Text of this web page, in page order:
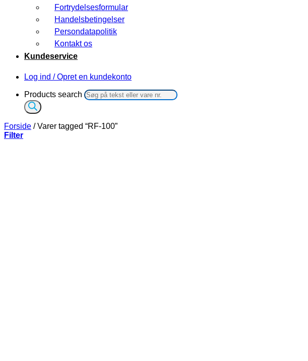
Fortrydelsesformular
Handelsbetingelser
Persondatapolitik
Kontakt os
Kundeservice
Log ind / Opret en kundekonto
Products search
Forside /Varer tagged “RF-100”
Filter